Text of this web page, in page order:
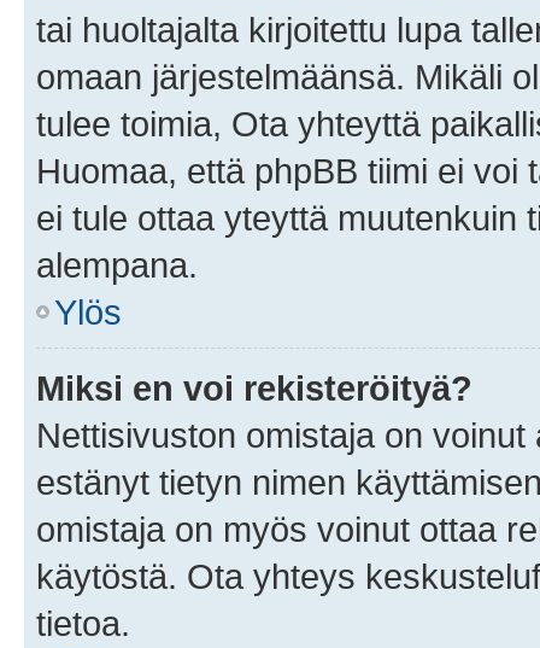
tai huoltajalta kirjoitettu lupa
omaan järjestelmäänsä. Mikäli
tulee toimia, Ota yhteyttä
Huomaa, että phpBB tiimi ei
ei tule ottaa yteyttä muutenkuin
alempana.
Ylös
Miksi en voi rekisteröityä?
Nettisivuston omistaja on
estänyt tietyn nimen
omistaja on myös voinut ottaa
käytöstä. Ota yhteys
tietoa.